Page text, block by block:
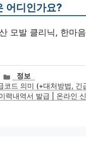
어디인가요?
모발 클리닉, 한마
카
테
고
정보
코드 의미 (+대처방법, 긴
력내역서 발급 | 온라인